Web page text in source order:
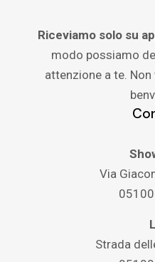
Riceviamo solo su
modo possiamo
attenzione a te. Non
Via
05100
Strada